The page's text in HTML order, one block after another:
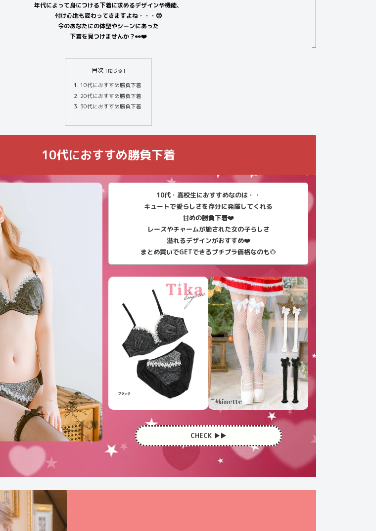
年代によって身につける下着に求めるデザインや機能、
付け心地も変わってきますよね・・・😢
今のあなたにの体型やシーンにあった
下着を見つけませんか？👀❤️
目次
10代におすすめ勝負下着
20代におすすめ勝負下着
30代におすすめ勝負下着
10代におすすめ勝負下着
10代・高校生におすすめなのは・・
キュートで愛らしさを存分に発揮してくれる
甘めの勝負下着❤️
レースやチャームが施された女の子らしさ
溢れるデザインがおすすめ❤️
まとめ買いでGETできるプチプラ価格なのも◎
CHECK ▶︎▶︎